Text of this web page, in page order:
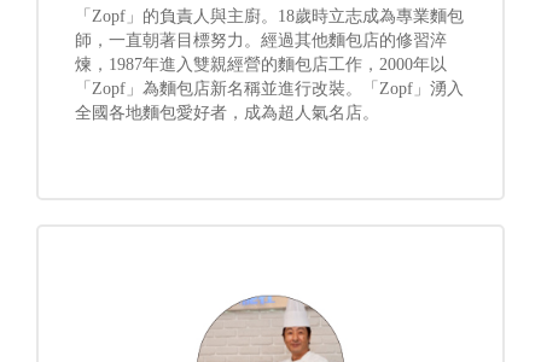
「Zopf」的負責人與主廚。18歲時立志成為專業麵包
師，一直朝著目標努力。經過其他麵包店的修習淬
煉，1987年進入雙親經營的麵包店工作，2000年以
「Zopf」為麵包店新名稱並進行改裝。「Zopf」湧入
全國各地麵包愛好者，成為超人氣名店。